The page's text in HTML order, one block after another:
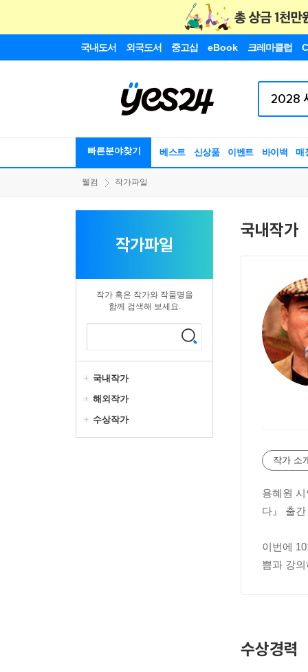
국내도서 외국도서 중고샵 eBook 크레마클럽
빠른분야찾기 베스트 신상품 이벤트 바이백 매
웰컴 작가파일
작가파일
작가 혹은 작가와 작품명을
함께 검색해 보세요.
국내작가
해외작가
수상작가
국내작가
작가 소
용혜원
다』 출
이번에
쁨과 강
수상경력